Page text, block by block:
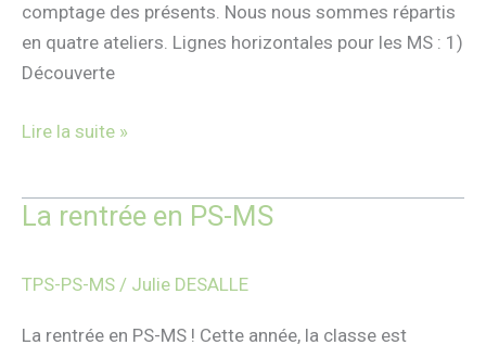
comptage des présents. Nous nous sommes répartis
en quatre ateliers. Lignes horizontales pour les MS : 1)
Découverte
Lire la suite »
La rentrée en PS-MS
TPS-PS-MS / Julie DESALLE
La rentrée en PS-MS ! Cette année, la classe est
La
en
MS